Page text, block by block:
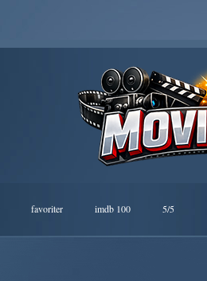
favoriter imdb 100 5/5